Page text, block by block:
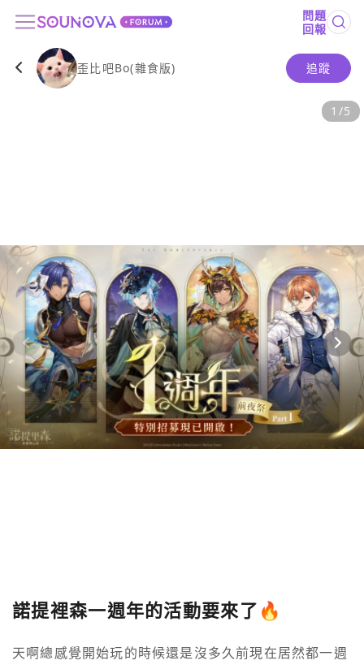
問題
回報
1 /5
歪比吧Bo(雜食版) 追蹤
諾提裡森一週年的活動要來了🔥
天啊總感覺開始玩的時候還是沒多久前現在居然都一週